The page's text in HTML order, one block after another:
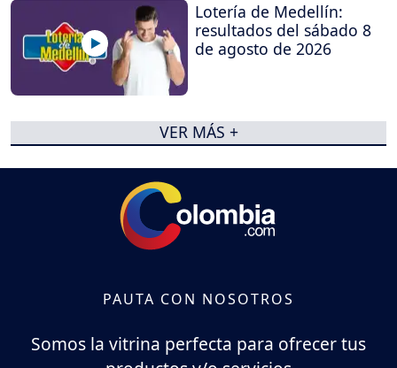
Lotería de Medellín:
resultados del sábado 8
de agosto de 2026
VER MÁS +
PAUTA CON NOSOTROS
Somos la vitrina perfecta para ofrecer tus